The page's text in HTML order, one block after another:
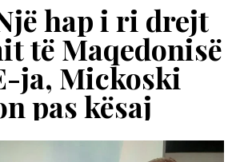
hap i ri drejt
të Maqedonisë
ja, Mickoski
pas kësaj